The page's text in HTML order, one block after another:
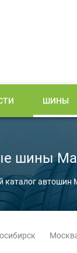
ШИНЫ
шины
автошин